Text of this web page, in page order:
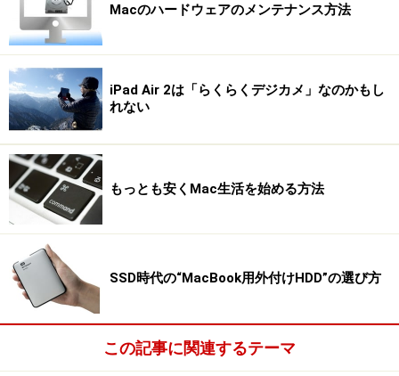
「+」をクリックしてプリンタを登録します（クリックで拡
大）
特に、EPSONとHPはAppleのネットワーク規格である
「Bonjour（ボンジュール）」に対応しており、有線、無
線LANで接続したプリンタはMac側に登録するまでもな
く、プリントダイアログから選択できるようになりま
す。
Bonjourに対応しているプリンタは登録しなくても「近くの
プリンタ」として一覧に現れます（クリックで拡大）
Macのハードウェアのメンテナンス方法
iPad Air 2は「らくらくデジカメ」なのかもし
れない
もっとも安くMac生活を始める方法
SSD時代の“MacBook用外付けHDD”の選び方
この記事に関連するテーマ